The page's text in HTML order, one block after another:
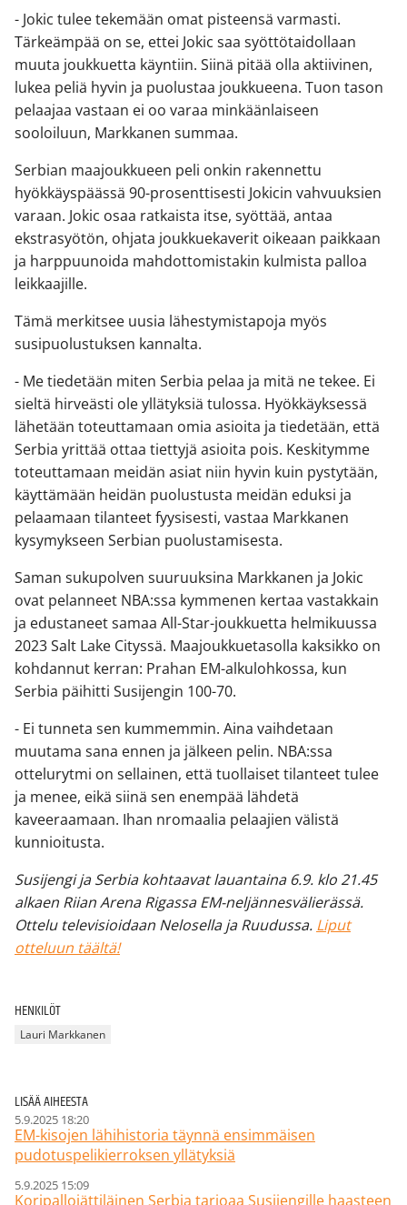
- Jokic tulee tekemään omat pisteensä varmasti.
Tärkeämpää on se, ettei Jokic saa syöttötaidollaan
muuta joukkuetta käyntiin. Siinä pitää olla aktiivinen,
lukea peliä hyvin ja puolustaa joukkueena. Tuon tason
pelaajaa vastaan ei oo varaa minkäänlaiseen
sooloiluun, Markkanen summaa.
Serbian maajoukkueen peli onkin rakennettu
hyökkäyspäässä 90-prosenttisesti Jokicin vahvuuksien
varaan. Jokic osaa ratkaista itse, syöttää, antaa
ekstrasyötön, ohjata joukkuekaverit oikeaan paikkaan
ja harppuunoida mahdottomistakin kulmista palloa
leikkaajille.
Tämä merkitsee uusia lähestymistapoja myös
susipuolustuksen kannalta.
- Me tiedetään miten Serbia pelaa ja mitä ne tekee. Ei
sieltä hirveästi ole yllätyksiä tulossa. Hyökkäyksessä
lähetään toteuttamaan omia asioita ja tiedetään, että
Serbia yrittää ottaa tiettyjä asioita pois. Keskitymme
toteuttamaan meidän asiat niin hyvin kuin pystytään,
käyttämään heidän puolustusta meidän eduksi ja
pelaamaan tilanteet fyysisesti, vastaa Markkanen
kysymykseen Serbian puolustamisesta.
Saman sukupolven suuruuksina Markkanen ja Jokic
ovat pelanneet NBA:ssa kymmenen kertaa vastakkain
ja edustaneet samaa All-Star-joukkuetta helmikuussa
2023 Salt Lake Cityssä. Maajoukkuetasolla kaksikko on
kohdannut kerran: Prahan EM-alkulohkossa, kun
Serbia päihitti Susijengin 100-70.
- Ei tunneta sen kummemmin. Aina vaihdetaan
muutama sana ennen ja jälkeen pelin. NBA:ssa
ottelurytmi on sellainen, että tuollaiset tilanteet tulee
ja menee, eikä siinä sen enempää lähdetä
kaveeraamaan. Ihan nromaalia pelaajien välistä
kunnioitusta.
Susijengi ja Serbia kohtaavat lauantaina 6.9. klo 21.45
alkaen Riian Arena Rigassa EM-neljännesvälierässä.
Ottelu televisioidaan Nelosella ja Ruudussa. Liput
otteluun täältä!
HENKILÖT
Lauri Markkanen
LISÄÄ AIHEESTA
5.9.2025 18:20
EM-kisojen lähihistoria täynnä ensimmäisen
pudotuspelikierroksen yllätyksiä
5.9.2025 15:09
Koripallojättiläinen Serbia tarjoaa Susijengille haasteen